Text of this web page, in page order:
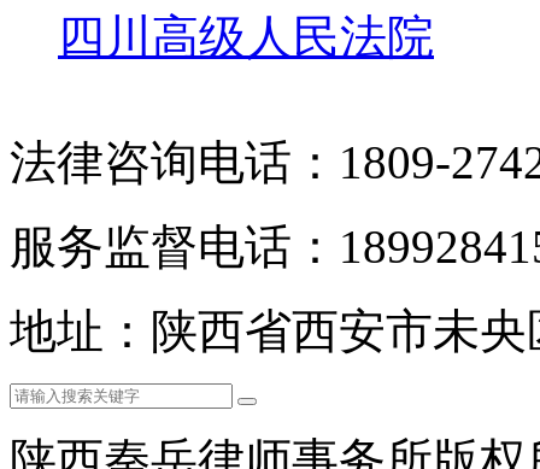
四川高级人民法院
法律咨询电话：1809-
服务监督电话：
地址：陕西省西安市未